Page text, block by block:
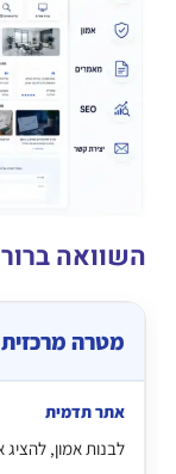
השוואה
מטרה מרכזית
לבנות אמון,